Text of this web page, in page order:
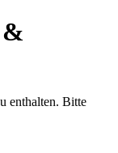
&
enthalten. Bitte